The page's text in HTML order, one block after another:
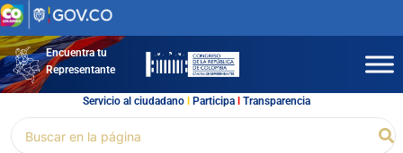
Ir
al
contenidoEncuentra tu
Representante
Servicio al ciudadano l Participal Transparencia
por: